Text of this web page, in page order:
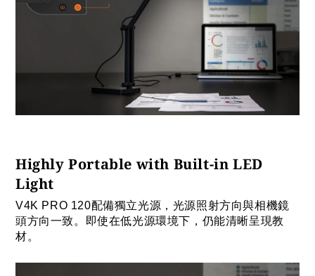
Highly Portable with Built-in LED
Light
V4K PRO 120配備獨立光源，光源照射方向與相機鏡
頭方向一致。即使在低光源環境下，仍能清晰呈現教
材。